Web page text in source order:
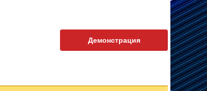
Демонстрация